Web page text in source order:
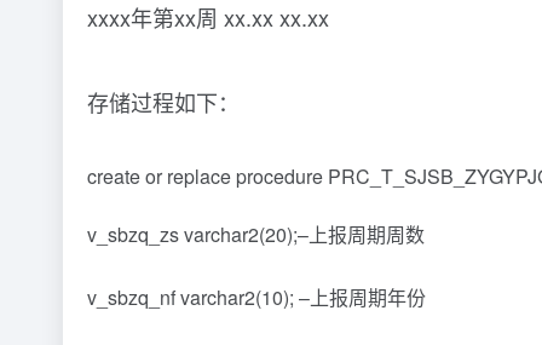
xxxx年第xx周 xx.xx xx.xx
存储过程如下：
create or replace procedure
v_sbzq_zs varchar2(20);–上报周期周数
v_sbzq_nf varchar2(10); –上报周期年份